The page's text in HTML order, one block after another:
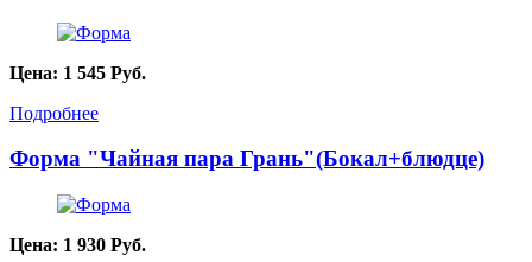
Цена: 1 545 Руб.
Подробнее
Форма "Чайная пара Грань"(Бокал+блюдце)
Цена: 1 930 Руб.